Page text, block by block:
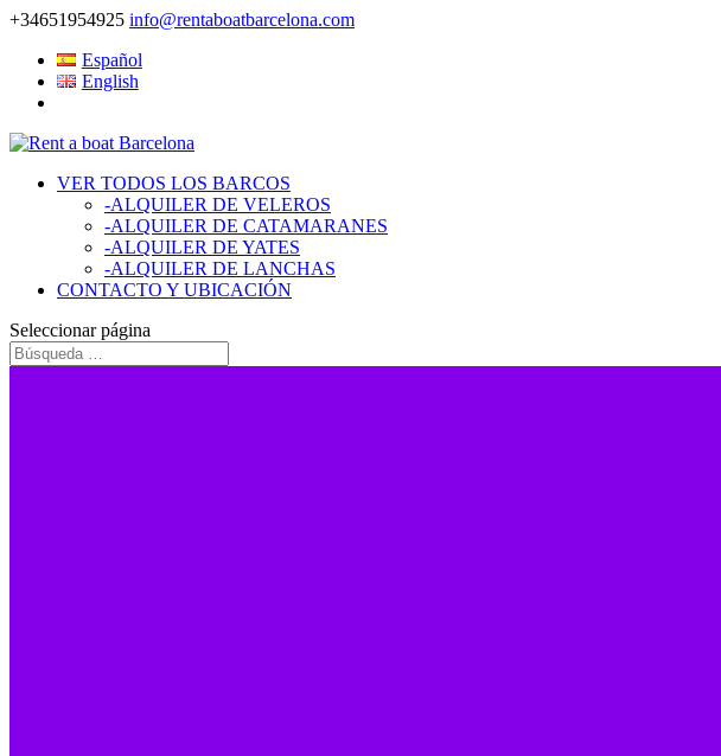
+34651954925 info@rentaboatbarcelona.com
Español
English
VER TODOS LOS BARCOS
-ALQUILER DE VELEROS
-ALQUILER DE CATAMARANES
-ALQUILER DE YATES
-ALQUILER DE LANCHAS
CONTACTO Y UBICACIÓN
Seleccionar página